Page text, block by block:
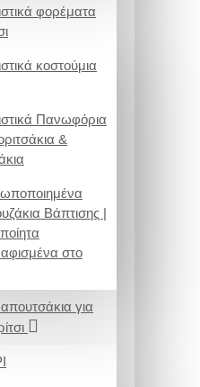
φορέματα
κοστούμια
Πανωφόρια
&
Βάπτισης |
στο
για